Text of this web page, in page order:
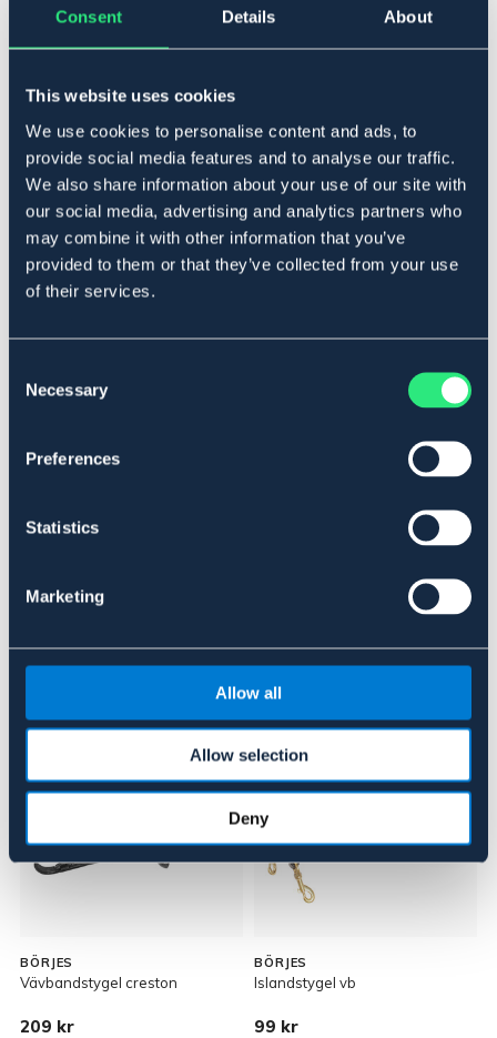
Consent Details About
This website uses cookies
We use cookies to personalise content and ads, to
provide social media features and to analyse our traffic.
We also share information about your use of our site with
our social media, advertising and analytics partners who
may combine it with other information that you’ve
provided to them or that they’ve collected from your use
of their services.
Selection
Necessary
Preferences
Statistics
Marketing
Allow all
Allow selection
Deny
Ponny
I lager Se lager i butik
Produktbeskrivning
Smal och smidig tygel med ovansida i läder och
undersida i gummi. Täta läderstopp för bästa grepp.
Material:
Art.nr. 2271-BN-PS
Se lager i butik
BÖRJES
Vävbandstygel creston
209 kr
BÖRJES
Islandstygel vb
99 kr